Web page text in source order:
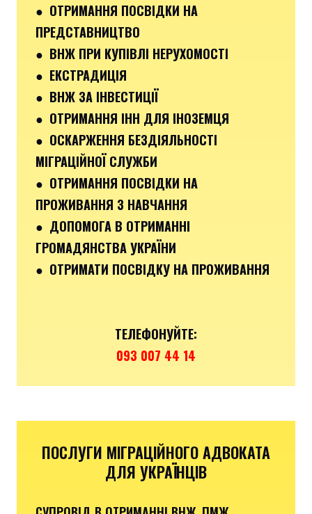
● ОТРИМАННЯ ПОСВІДКИ НА
ПРЕДСТАВНИЦТВО
● ВНЖ ПРИ КУПІВЛІ НЕРУХОМОСТІ
● ЕКСТРАДИЦІЯ
● ВНЖ ЗА ІНВЕСТИЦІЇ
● ОТРИМАННЯ ІНН ДЛЯ ІНОЗЕМЦЯ
● ОСКАРЖЕННЯ БЕЗДІЯЛЬНОСТІ
МІГРАЦІЙНОЇ СЛУЖБИ
● ОТРИМАННЯ ПОСВІДКИ НА
ПРОЖИВАННЯ З НАВЧАННЯ
● ДОПОМОГА В ОТРИМАННІ
ГРОМАДЯНСТВА УКРАЇНИ
● ОТРИМАТИ ПОСВІДКУ НА ПРОЖИВАННЯ
ТЕЛЕФОНУЙТЕ:
093 007 44 14
ПОСЛУГИ МІГРАЦІЙНОГО АДВОКАТА
ДЛЯ УКРАЇНЦІВ